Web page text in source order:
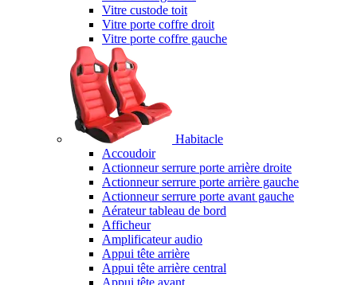
Vitre custode toit
Vitre porte coffre droit
Vitre porte coffre gauche
Habitacle
Accoudoir
Actionneur serrure porte arrière droite
Actionneur serrure porte arrière gauche
Actionneur serrure porte avant gauche
Aérateur tableau de bord
Afficheur
Amplificateur audio
Appui tête arrière
Appui tête arrière central
Appui tête avant